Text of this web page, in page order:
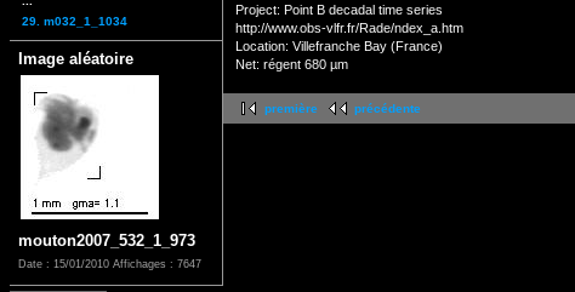
29. m032_1_1034
Image aléatoire
mouton2007_532_1_973
Date : 15/01/2010 Affichages : 7647
Project: Point B decadal time series
http://www.obs-vlfr.fr/Rade/ndex_a.htm
Location: Villefranche Bay (France)
Net: régent 680 µm
première précédente